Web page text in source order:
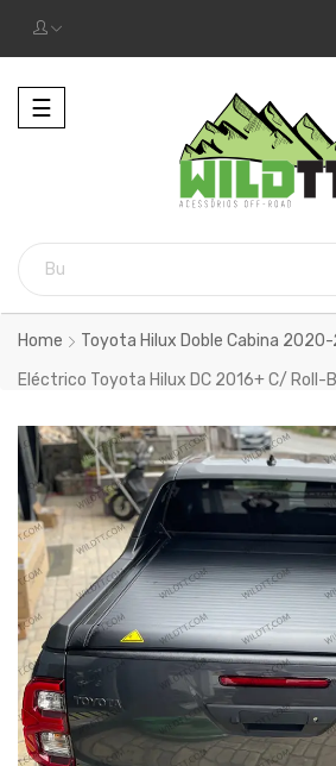
Alternar
la
☰
Home Toyota Hilux Doble Cabina
Eléctrico Toyota Hilux DC 2016+ C/ Roll-